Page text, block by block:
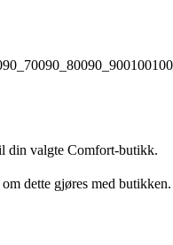
90_70090_80090_900100
din valgte Comfort-butikk.
dette gjøres med butikken.